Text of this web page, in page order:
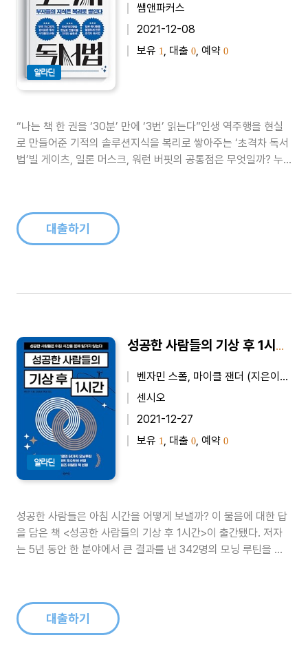
알라딘
쌤앤파커스
2021-12-08
보유 1 , 대출 0 , 예약 0
“나는 책 한 권을 ‘30분’ 만에 ‘3번’ 읽는다”인생 역주행을 현실
로 만들어준 기적의 솔루션지식을 복리로 쌓아주는 ‘초격차 독서
법’빌 게이츠, 일론 머스크, 워런 버핏의 공통점은 무엇일까? 누
..
대출하기
알라딘
성공한 사람들의 기상 후 1시간 - 성공한 사람들은 아침 시간을 운에 맡기지 않는다
벤자민 스폴, 마이클 잰더 (지은이), 김미정 (옮긴이)
센시오
2021-12-27
보유 1 , 대출 0 , 예약 0
성공한 사람들은 아침 시간을 어떻게 보낼까? 이 물음에 대한 답
을 담은 책 <성공한 사람들의 기상 후 1시간>이 출간됐다. 저자
는 5년 동안 한 분야에서 큰 결과를 낸 342명의 모닝 루틴을 인
을 ..
대출하기